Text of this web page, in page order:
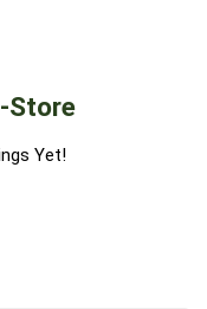
Store
Yet!